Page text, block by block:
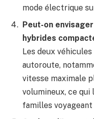
mode électrique
Peut-on
hybrides
Les deux
autoroute,
vitesse maximale
volumineux, ce
familles